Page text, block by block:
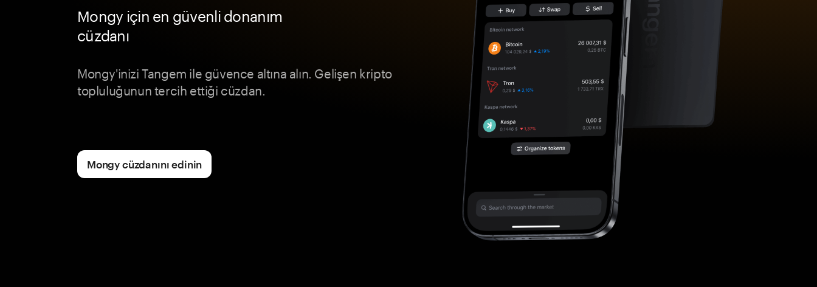
Mongy için en güvenli donanım
cüzdanı
Mongy'inizi Tangem ile güvence altına alın. Gelişen kripto
topluluğunun tercih ettiği cüzdan.
Mongy cüzdanını edinin